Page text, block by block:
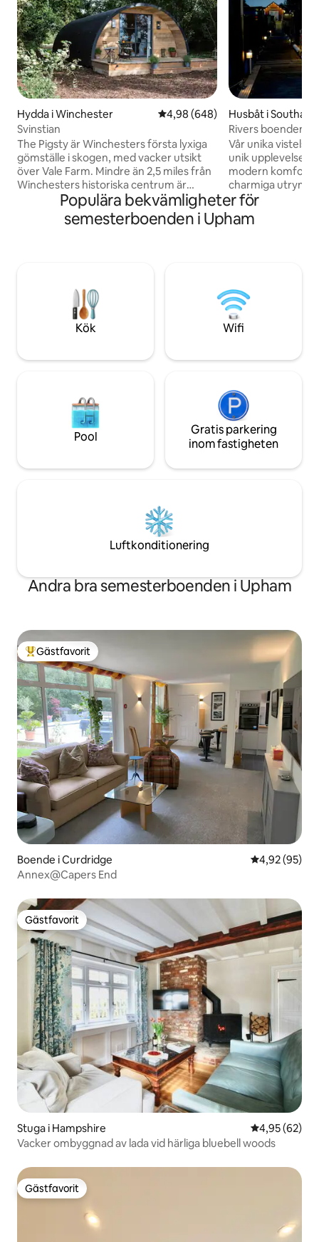
Hydda i Winchester 4,98 av 5 i genomsnittligt
4,98 (648)
Svinstian
The Pigsty är Winchesters första lyxiga
gömställe i skogen, med vacker utsikt
över Vale Farm. Mindre än 2,5 miles från
Winchesters historiska centrum är
denna fridfulla tillflyktsort perfekt för
dem som vill besöka staden, eller fly för
minuters promenad från den berömda
Clarendon Way, och en 30 minuters
promenad till stadens centrum.
Husbåt i
Rivers boenden
Vår unika vistelse
unik upplevelse
modern komfort
charmiga
panoramafönster
lugnande ljuden
och fantastisk
lyssnar på det
Perfekt för par,
eller alla som vill
naturen
Populära bekvämligheter för
semesterboenden i Upham
Kök Wifi
Pool
Gratis parkering
inom fastigheten
Luftkonditionering
Andra bra semesterboenden i Upham
Populär gästfavorit
Gästfavorit
Boende i Curdridge 4,92 av 5 i
4,92 (95)
Annex@Capers End
Gästfavorit
Gästfavorit
Stuga i Hampshire 4,95 av 5 i
4,95 (62)
Vacker ombyggnad av lada vid härliga bluebell woods
Gästfavorit
Gästfavorit